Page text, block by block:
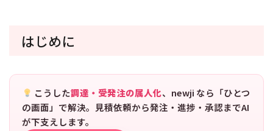
はじめに
こうした調達・受発注の属人化、newji なら「ひとつ
の画面」で解決。見積依頼から発注・進捗・承認までAI
が下支えします。